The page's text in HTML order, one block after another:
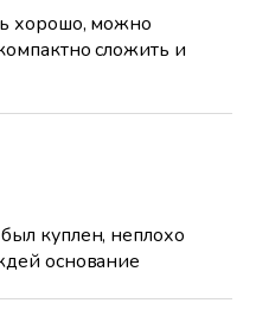
хорошо, можно
сложить и
куплен, неплохо
основание